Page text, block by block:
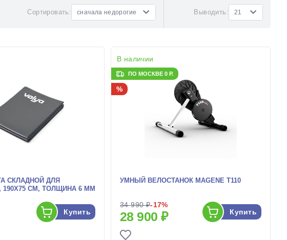
Сортировать: сначала недорогие Выводить: 21
СКЛАДНОЙ ДЛЯ
190X75 СМ, ТОЛЩИНА 6 ММ
Купить
В наличии
ПО МОСКВЕ 0 Р.
%
УМНЫЙ ВЕЛОСТАНОК MAGENE T110
34 990 ₽-17%
28 900 ₽ Купить